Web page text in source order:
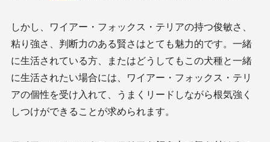
しかし、ワイアー・フォックス・テリアの持つ俊敏さ、
粘り強さ、判断力のある賢さはとても魅力的です。一緒
に生活されている方、またはどうしてもこの犬種と一緒
に生活されたい場合には、ワイアー・フォックス・テリ
アの個性を受け入れて、うまくリードしながら根気強く
しつけができることが求められます。